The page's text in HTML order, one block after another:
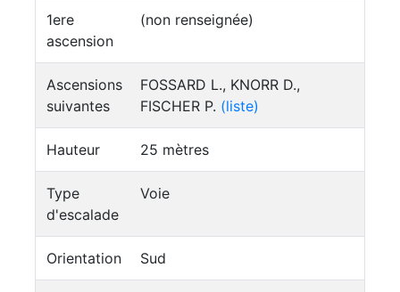
1ere
ascension
(non renseignée)
Ascensions
suivantes
FOSSARD L., KNORR D.,
FISCHER P. (liste)
Hauteur 25 mètres
Type
d'escalade
Voie
Orientation Sud